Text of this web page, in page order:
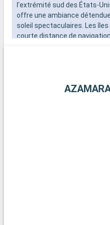
l'extrémité sud des États-
offre une ambiance
soleil spectaculaires. Les
courte distance de